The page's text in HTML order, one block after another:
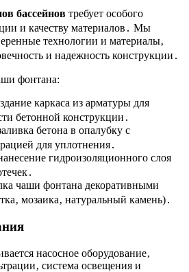
бассейнов требует особого
и качеству материалов․ Мы
технологии и материалы‚
и надежность конструкции․
фонтана:
каркаса из арматуры для
бетонной конструкции․
бетона в опалубку с
для уплотнения․
гидроизоляционного слоя
чаши фонтана декоративными
мозаика‚ натуральный камень)․
насосное оборудование‚
система освещения и